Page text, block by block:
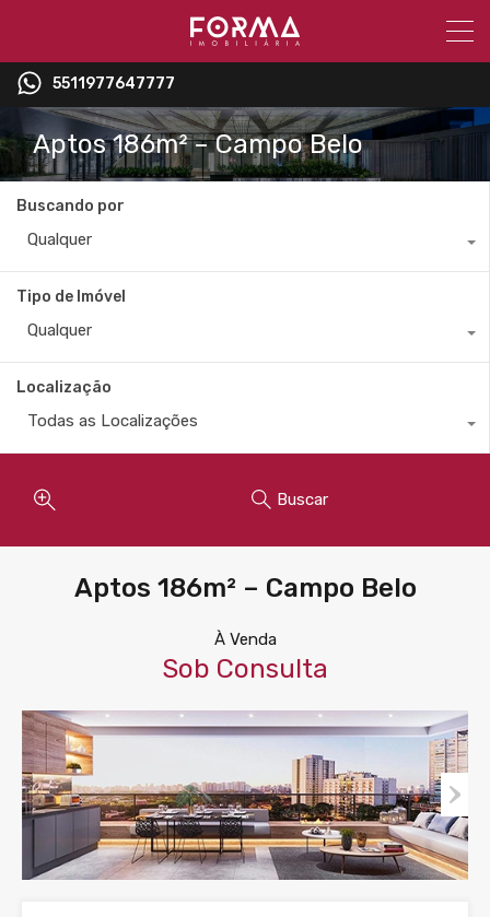
5511977647777
Aptos 186m² – Campo Belo
Buscando por
Qualquer
Tipo de Imóvel
Qualquer
Localização
Todas as Localizações
Buscar
Aptos 186m² – Campo Belo
À Venda
Sob Consulta